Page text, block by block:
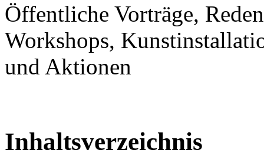
Öffentliche Vorträge,
Workshops,
und Aktionen
Inhaltsverzeichnis